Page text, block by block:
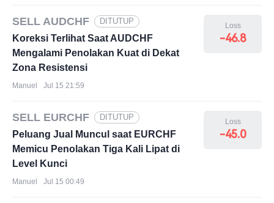
SELL AUDCHF DITUTUP
Koreksi Terlihat Saat AUDCHF
Mengalami Penolakan Kuat di Dekat
Zona Resistensi
Loss
-46.8
Manuel Jul 15 21:59
SELL EURCHF DITUTUP
Peluang Jual Muncul saat EURCHF
Memicu Penolakan Tiga Kali Lipat di
Level Kunci
Loss
-45.0
Manuel Jul 15 00:49